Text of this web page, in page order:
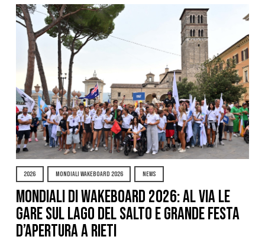
2026 MONDIALI WAKEBOARD 2026 NEWS
Mondiali di Wakeboard 2026: al via le
gare sul Lago del Salto e grande festa
d’apertura a Rieti